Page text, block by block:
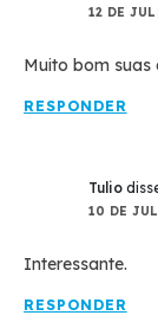
12 DE
Muito bom
RESPONDER
Tulio
10 DE
Interessante.
RESPONDER